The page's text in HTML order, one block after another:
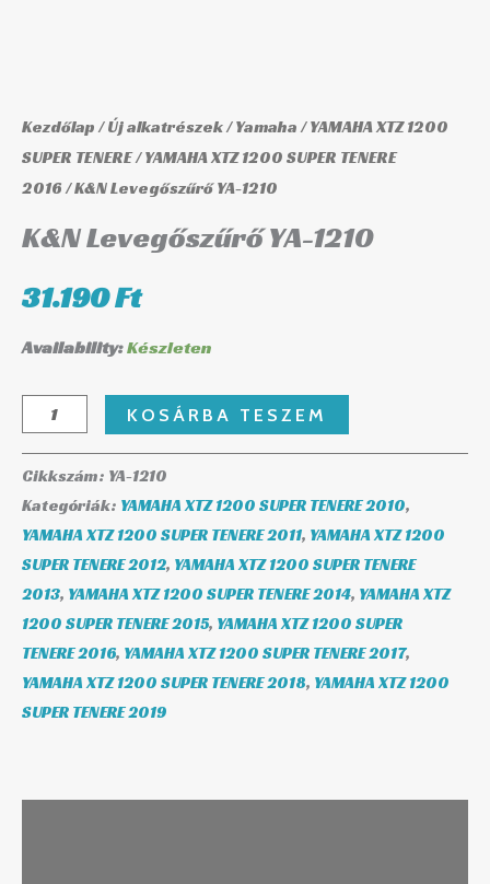
Kezdőlap/Új alkatrészek/Yamaha/YAMAHA XTZ 1200
SUPER TENERE/YAMAHA XTZ 1200 SUPER TENERE
2016/ K&N Levegőszűrő YA-1210
K&N Levegőszűrő YA-1210
31.190Ft
Availability:Készleten
KOSÁRBA TESZEM
Cikkszám: YA-1210
Kategóriák: YAMAHA XTZ 1200 SUPER TENERE 2010,
YAMAHA XTZ 1200 SUPER TENERE 2011, YAMAHA XTZ 1200
SUPER TENERE 2012, YAMAHA XTZ 1200 SUPER TENERE
2013, YAMAHA XTZ 1200 SUPER TENERE 2014, YAMAHA XTZ
1200 SUPER TENERE 2015, YAMAHA XTZ 1200 SUPER
TENERE 2016, YAMAHA XTZ 1200 SUPER TENERE 2017,
YAMAHA XTZ 1200 SUPER TENERE 2018, YAMAHA XTZ 1200
SUPER TENERE 2019